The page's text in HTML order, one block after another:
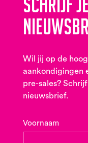
Wil jij op de
aankondigingen
pre-sales?
nieuwsbrief.
Voornaam